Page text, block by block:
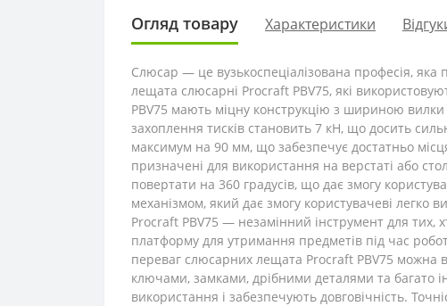
Огляд товару Характеристики
Слюсар ― це вузькоспеціалізована професія, яка
лещата слюсарні Procraft PBV75, які
PBV75 мають міцну конструкцію з шириною
захоплення тисків становить 7 кН, що досить
максимум на 90 мм, що забезпечує достатньо
призначені для використання на верстаті або
повертати на 360 градусів, що дає змогу
механізмом, який дає змогу користувачеві легко
Procraft PBV75 ― незамінний інструмент для тих,
платформу для утримання предметів під час
переваг слюсарних лещата Procraft PBV75 можна
ключами, замками, дрібними деталями та багато
використання і забезпечують довговічність.